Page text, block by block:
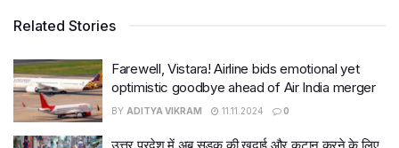
Related Stories
Farewell, Vistara! Airline bids emotional yet
optimistic goodbye ahead of Air India merger
BY ADITYA VIKRAM 11.11.2024 0